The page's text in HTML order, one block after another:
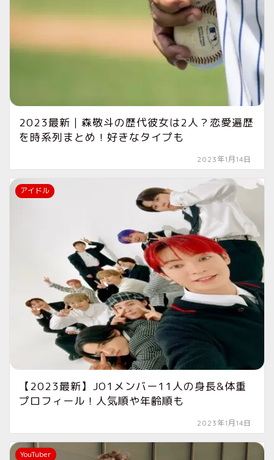
2023最新｜森敬斗の歴代彼女は2人？恋愛遍歴
を時系列まとめ！好きなタイプも
2023年1月14日
アイドル
【2023最新】JO1メンバー11人の身長&体重
プロフィール！人気順や年齢順も
2023年1月14日
YouTuber